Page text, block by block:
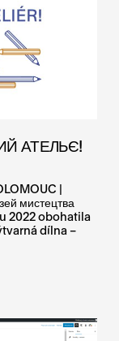
АТЕЛЬЄ!
|
мистецтва
2022 obohatila
dílna –